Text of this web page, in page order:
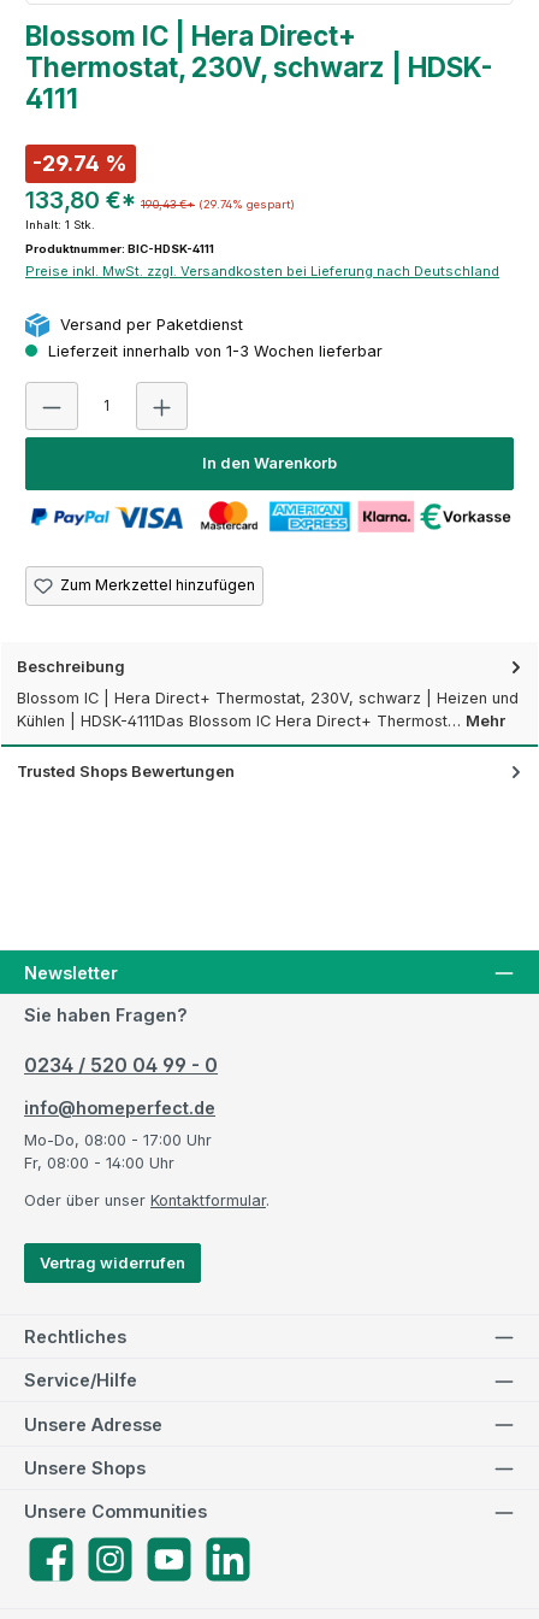
Blossom IC | Hera Direct+
Thermostat, 230V, schwarz | HDSK-
4111
-29.74 %
133,80 €* 190,43 €* (29.74% gespart)
Inhalt: 1 Stk.
Produktnummer: BIC-HDSK-4111
Preise inkl. MwSt. zzgl. Versandkosten bei Lieferung nach Deutschland
Versand per Paketdienst
Lieferzeit innerhalb von 1-3 Wochen lieferbar
In den Warenkorb
Zum Merkzettel hinzufügen
Beschreibung
Blossom IC | Hera Direct+ Thermostat, 230V, schwarz | Heizen und
Kühlen | HDSK-4111Das Blossom IC Hera Direct+ Thermost… Mehr
Trusted Shops Bewertungen
Newsletter
Sie haben Fragen?
0234 / 520 04 99 - 0
info@homeperfect.de
Mo-Do, 08:00 - 17:00 Uhr
Fr, 08:00 - 14:00 Uhr
Oder über unser Kontaktformular.
Vertrag widerrufen
Rechtliches
Service/Hilfe
Unsere Adresse
Unsere Communities
FacebookInstagramYouTube
Unsere Shops